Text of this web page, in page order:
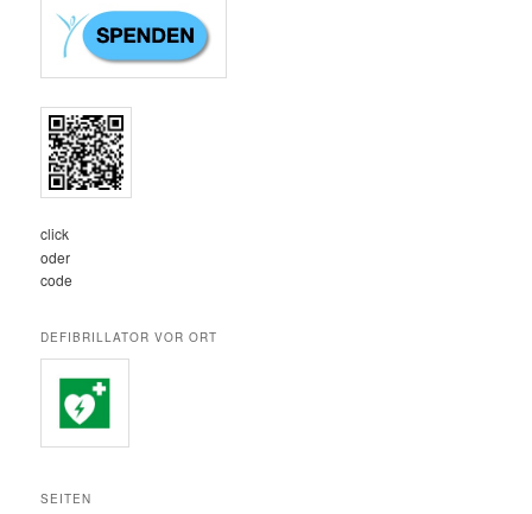
click
oder
code
DEFIBRILLATOR VOR ORT
SEITEN